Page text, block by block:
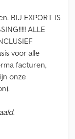
BIJ EXPORT IS
ALLE
voor alle
facturen,
onze